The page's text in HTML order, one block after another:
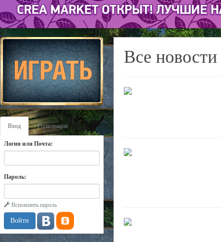
Вход Регистрация
Логин или Почта:
Пароль:
Вспомнить пароль
Все новости